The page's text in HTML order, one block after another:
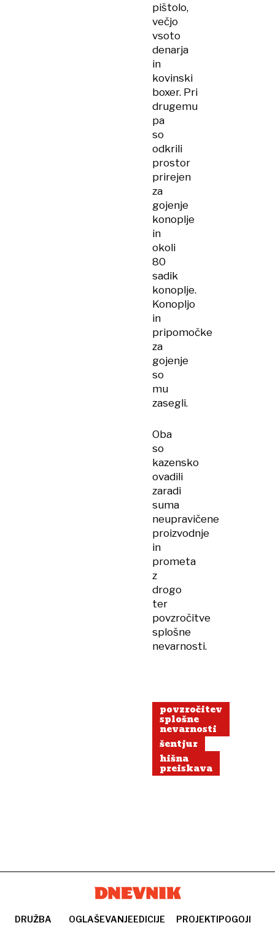
pištolo,
večjo
vsoto
denarja
in
kovinski
boxer. Pri
drugemu
pa
so
odkrili
prostor
prirejen
za
gojenje
konoplje
in
okoli
80
sadik
konoplje.
Konopljo
in
pripomočke
za
gojenje
so
mu
zasegli.
Oba
so
kazensko
ovadili
zaradi
suma
neupravičene
proizvodnje
in
prometa
z
drogo
ter
povzročitve
splošne
nevarnosti.
povzročitev
splošne
nevarnosti
šentjur
hišna
preiskava
DRUŽBA
OGLAŠEVANJEEDICIJE
PROJEKTIPOGOJI